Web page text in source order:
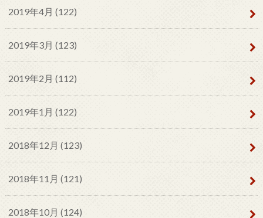
2019年4月 (122)
2019年3月 (123)
2019年2月 (112)
2019年1月 (122)
2018年12月 (123)
2018年11月 (121)
2018年10月 (124)